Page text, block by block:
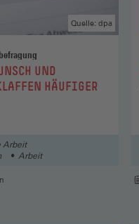
UND
HÄUFIGER
Quelle: dpa
Arbeit
Arbeit